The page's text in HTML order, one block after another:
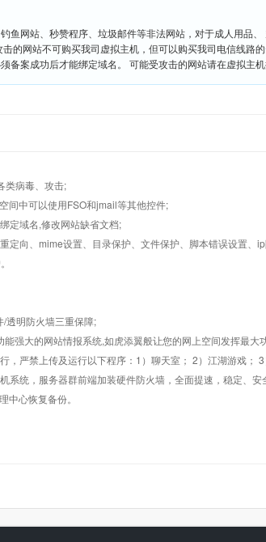
鱼网站、秒赞程序、垃圾邮件等非法网站，对于成人用品
的网站不可购买我司虚拟主机，但可以购买我司电信线路的
备案成功后才能绑定域名。 可能受攻击的网站请在虚拟主
类病毒、攻击;
间中可以使用FSO和jmail等其他控件;
定域名,修改网站缺省文档;
定向、mime设置、目录保护、文件保护、脚本错误设置、
透明防火墙三重保障;
强大的网站情报系统,如虎添翼般让您的网上空间发挥最大
严禁上传及运行以下程序：1）聊天室； 2）江湖游戏；
统，服务器群前端加装硬件防火墙，全面提速，稳定、
心恢复备份。